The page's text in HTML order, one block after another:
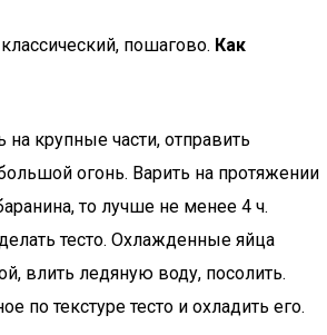
пошагово. Как
на крупные части, отправить
огонь. Варить на протяжении
то лучше не менее 4 ч.
тесто. Охлажденные яйца
влить ледяную воду, посолить.
по текстуре тесто и охладить его.